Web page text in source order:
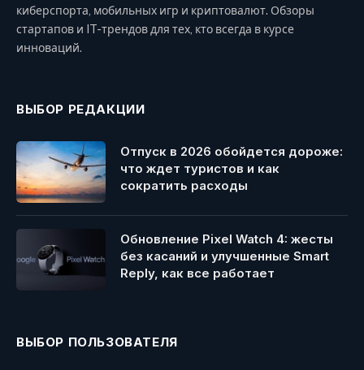
киберспорта, мобильных игр и криптовалют. Обзоры
стартапов и IT-трендов для тех, кто всегда в курсе
инноваций.
ВЫБОР РЕДАКЦИИ
Отпуск в 2026 обойдется дороже:
что ждет туристов и как
сократить расходы
Обновление Pixel Watch 4: жесты
без касаний и улучшенные Smart
Reply, как все работает
ВЫБОР ПОЛЬЗОВАТЕЛЯ